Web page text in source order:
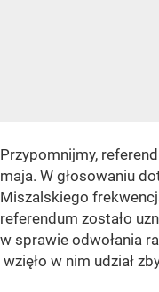
Przypomnijmy,
maja. W głosowaniu
Miszalskiego
referendum zostało
w sprawie odwołania
wzięło w nim udział